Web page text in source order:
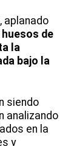
aplanado
de
la
bajo la
siendo
analizando
en la
y